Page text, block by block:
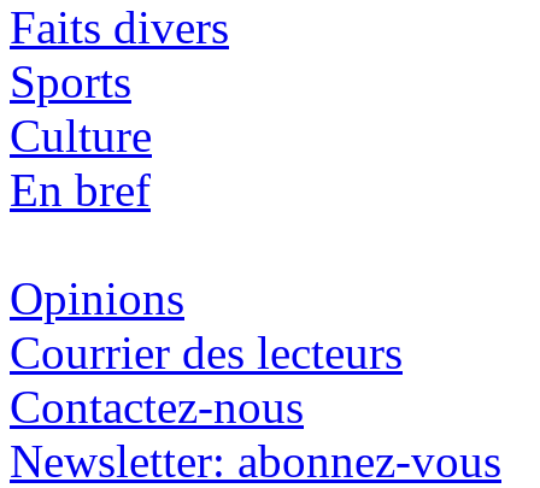
Faits divers
Sports
Culture
En bref
Opinions
Courrier des lecteurs
Contactez-nous
Newsletter: abonnez-vous